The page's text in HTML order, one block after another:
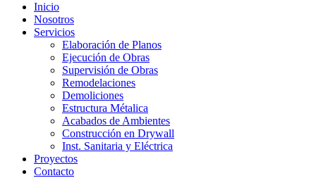
Inicio
Nosotros
Servicios
Elaboración de Planos
Ejecución de Obras
Supervisión de Obras
Remodelaciones
Demoliciones
Estructura Métalica
Acabados de Ambientes
Construcción en Drywall
Inst. Sanitaria y Eléctrica
Proyectos
Contacto